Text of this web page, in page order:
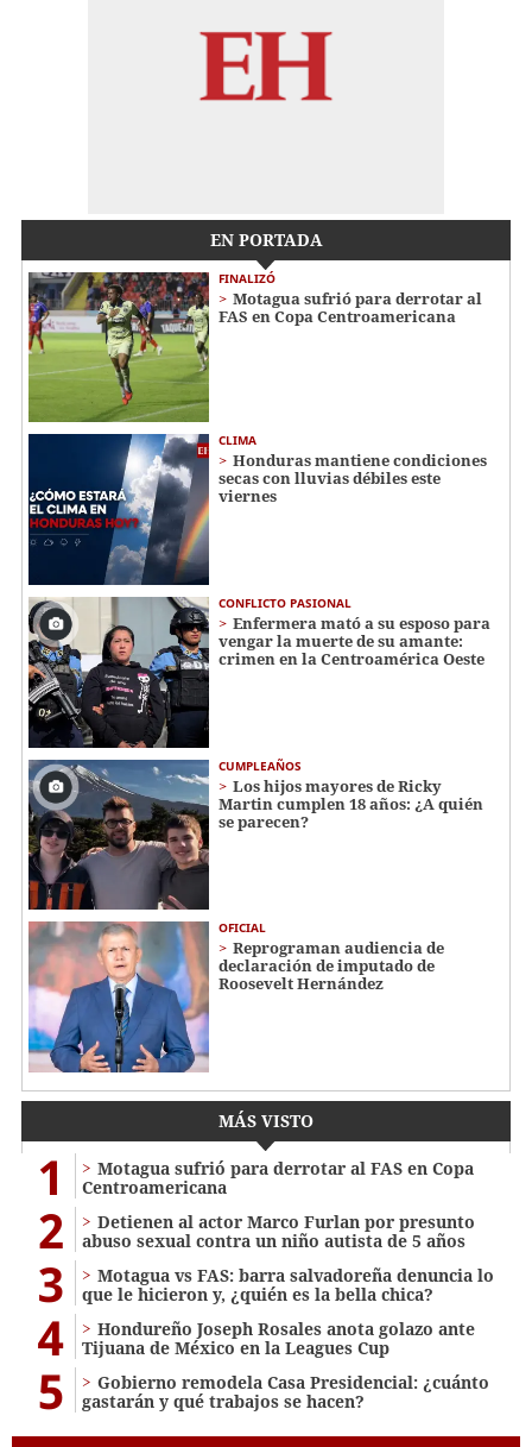
EN PORTADA
FINALIZÓ
Motagua sufrió para derrotar al
FAS en Copa Centroamericana
CLIMA
Honduras mantiene condiciones
secas con lluvias débiles este
viernes
CONFLICTO PASIONAL
Enfermera mató a su esposo para
vengar la muerte de su amante:
crimen en la Centroamérica Oeste
CUMPLEAÑOS
Los hijos mayores de Ricky
Martin cumplen 18 años: ¿A quién
se parecen?
OFICIAL
Reprograman audiencia de
declaración de imputado de
Roosevelt Hernández
MÁS VISTO
1
Motagua sufrió para derrotar al FAS en Copa
Centroamericana
2
Detienen al actor Marco Furlan por presunto
abuso sexual contra un niño autista de 5 años
3
Motagua vs FAS: barra salvadoreña denuncia lo
que le hicieron y, ¿quién es la bella chica?
4
Hondureño Joseph Rosales anota golazo ante
Tijuana de México en la Leagues Cup
5
Gobierno remodela Casa Presidencial: ¿cuánto
gastarán y qué trabajos se hacen?